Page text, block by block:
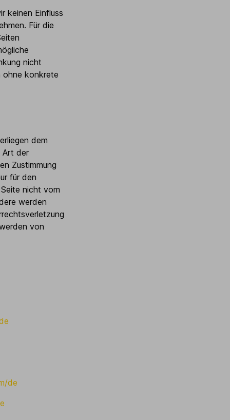
keinen Einfluss
Für die
nicht
ohne konkrete
dem
Art der
Zustimmung
für den
nicht vom
werden
von
de